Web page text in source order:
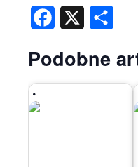
Facebook
Podobne